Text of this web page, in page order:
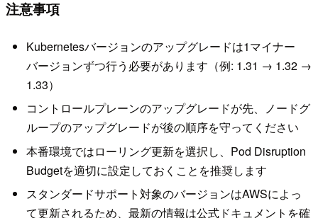
注意事項
Kubernetesバージョンのアップグレードは1マイナー
バージョンずつ行う必要があります（例: 1.31 → 1.32 →
1.33）
コントロールプレーンのアップグレードが先、ノードグ
ループのアップグレードが後の順序を守ってください
本番環境ではローリング更新を選択し、Pod Disruption
Budgetを適切に設定しておくことを推奨します
スタンダードサポート対象のバージョンはAWSによっ
て更新されるため、最新の情報は公式ドキュメントを確